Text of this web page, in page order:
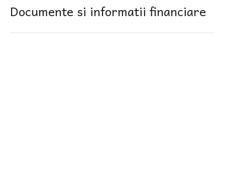
Documente si informatii financiare